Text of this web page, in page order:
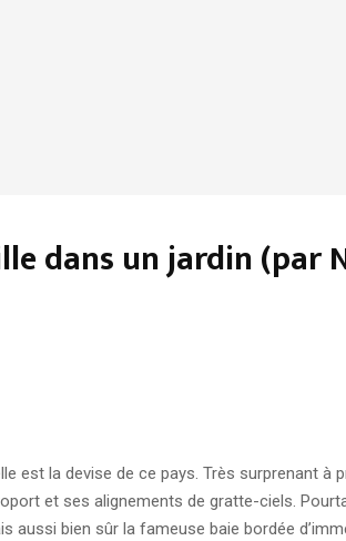
dans un jardin (par
est la devise de ce pays. Très surprenant
et ses alignements de gratte-ciels.
aussi bien sûr la fameuse baie bordée